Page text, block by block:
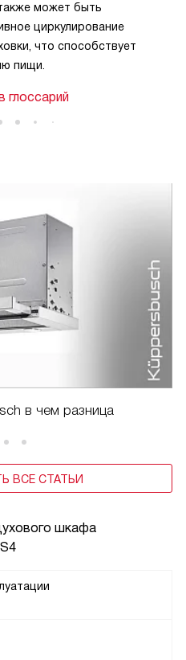
шкафа
может быть
циркулирование
что способствует
пищи.
глоссарий
в чем разница
ВСЕ СТАТЬИ